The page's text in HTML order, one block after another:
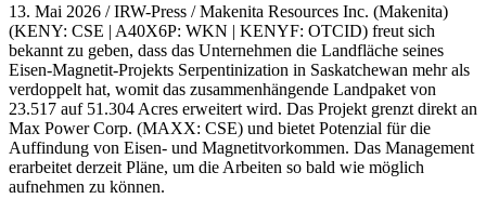
13. Mai 2026 / IRW-Press / Makenita Resources Inc. (Makenita)
(KENY: CSE | A40X6P: WKN | KENYF: OTCID) freut sich
bekannt zu geben, dass das Unternehmen die Landfläche seines
Eisen-Magnetit-Projekts Serpentinization in Saskatchewan mehr als
verdoppelt hat, womit das zusammenhängende Landpaket von
23.517 auf 51.304 Acres erweitert wird. Das Projekt grenzt direkt an
Max Power Corp. (MAXX: CSE) und bietet Potenzial für die
Auffindung von Eisen- und Magnetitvorkommen. Das Management
erarbeitet derzeit Pläne, um die Arbeiten so bald wie möglich
aufnehmen zu können.